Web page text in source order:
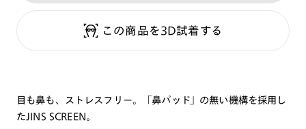
この商品を3D試着する
目も鼻も、ストレスフリー。「鼻パッド」の無い機構を採用し
たJINS SCREEN。